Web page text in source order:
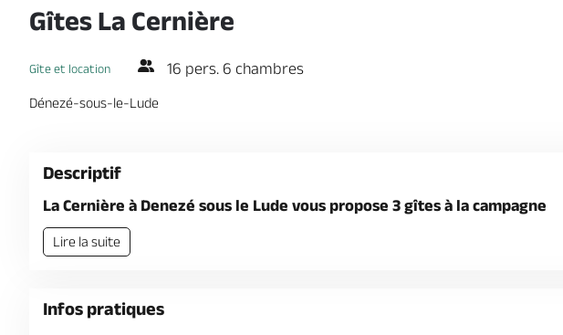
Gîtes La Cernière
Gîte et location 16 pers. 6 chambres
Dénezé-sous-le-Lude
Descriptif
La Cernière à Denezé sous le Lude vous propose 3 gîtes à la campagne
Lire la suite
Infos pratiques